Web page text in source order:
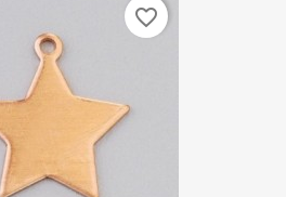
favorite_border